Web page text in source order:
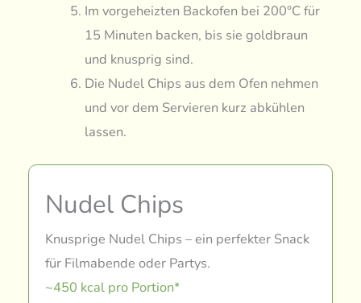
Im vorgeheizten Backofen bei 200°C für
15 Minuten backen, bis sie goldbraun
und knusprig sind.
Die Nudel Chips aus dem Ofen nehmen
und vor dem Servieren kurz abkühlen
lassen.
Nudel Chips
Knusprige Nudel Chips – ein perfekter Snack
für Filmabende oder Partys.
~450 kcal pro Portion*